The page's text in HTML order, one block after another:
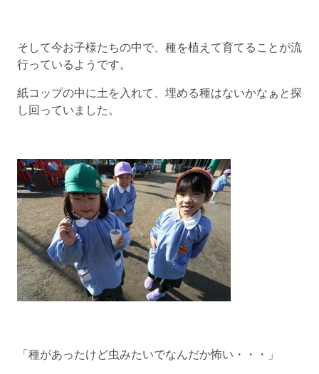
そして今お子様たちの中で、種を植えて育てることが流
行っているようです。
紙コップの中に土を入れて、埋める種はないかなぁと探
し回っていました。
「種があったけど虫みたいでなんだか怖い・・・」